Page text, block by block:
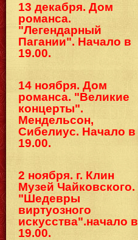
13 декабря. Дом
романса.
"Легендарный
Пагании". Начало в
19.00.
14 ноября. Дом
романса. "Великие
концерты".
Мендельсон,
Сибелиус. Начало в
19.00.
2 ноября. г. Клин
Музей Чайковского.
"Шедевры
виртуозного
искусства".начало в
19.00.